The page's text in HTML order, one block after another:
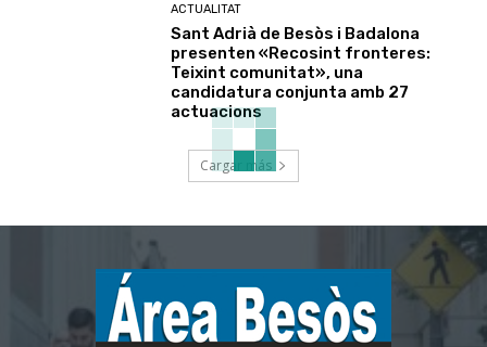
ACTUALITAT
Sant Adrià de Besòs i Badalona
presenten «Recosint fronteres:
Teixint comunitat», una
candidatura conjunta amb 27
actuacions
Cargar más